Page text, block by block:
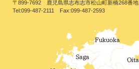
〒899-7692 鹿児島県志布志市松山町新橋268番地
Tel:099-487-2111 Fax:099-487-2593